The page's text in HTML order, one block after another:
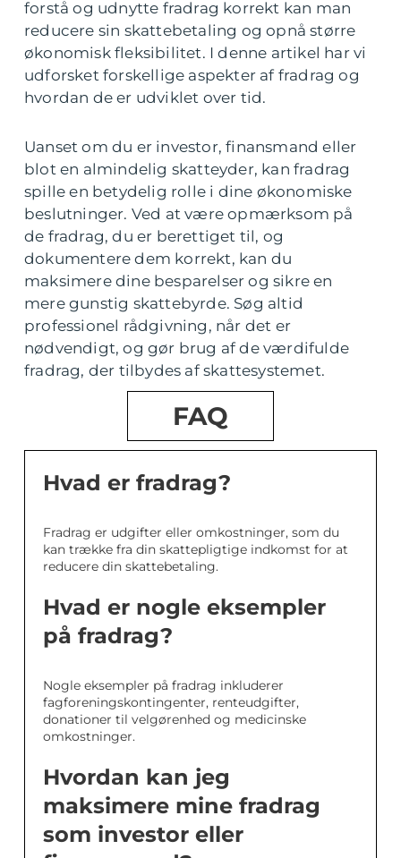
forstå og udnytte fradrag korrekt kan man
reducere sin skattebetaling og opnå større
økonomisk fleksibilitet. I denne artikel har vi
udforsket forskellige aspekter af fradrag og
hvordan de er udviklet over tid.
Uanset om du er investor, finansmand eller
blot en almindelig skatteyder, kan fradrag
spille en betydelig rolle i dine økonomiske
beslutninger. Ved at være opmærksom på
de fradrag, du er berettiget til, og
dokumentere dem korrekt, kan du
maksimere dine besparelser og sikre en
mere gunstig skattebyrde. Søg altid
professionel rådgivning, når det er
nødvendigt, og gør brug af de værdifulde
fradrag, der tilbydes af skattesystemet.
FAQ
Hvad er fradrag?
Fradrag er udgifter eller omkostninger, som du
kan trække fra din skattepligtige indkomst for at
reducere din skattebetaling.
Hvad er nogle eksempler
på fradrag?
Nogle eksempler på fradrag inkluderer
fagforeningskontingenter, renteudgifter,
donationer til velgørenhed og medicinske
omkostninger.
Hvordan kan jeg
maksimere mine fradrag
som investor eller